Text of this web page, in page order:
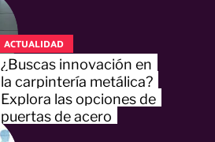
ACTUALIDAD
¿Buscas innovación en
la carpintería metálica?
Explora las opciones de
puertas de acero